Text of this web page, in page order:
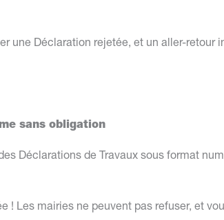
une Déclaration rejetée, et un aller-retour
sans obligation
Déclarations de Travaux sous format
Les mairies ne peuvent pas refuser, et